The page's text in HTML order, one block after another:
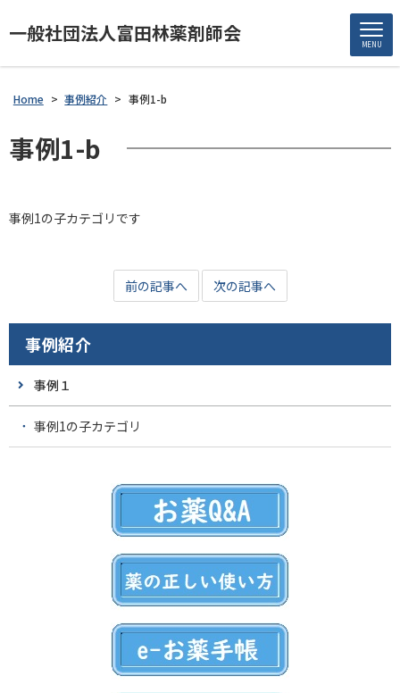
一般社団法人富田林薬剤師会 MENU
Home > 事例紹介 > 事例1-b
事例1-b
事例1の子カテゴリです
前の記事へ 次の記事へ
事例紹介
事例１
事例1の子カテゴリ